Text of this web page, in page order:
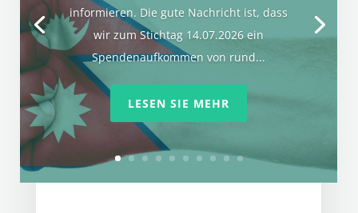
informieren. Die gute Nachricht ist, dass
wir zum Stichtag 14.07.2026 ein
Spendenaufkommen von rund...
LESEN SIE MEHR